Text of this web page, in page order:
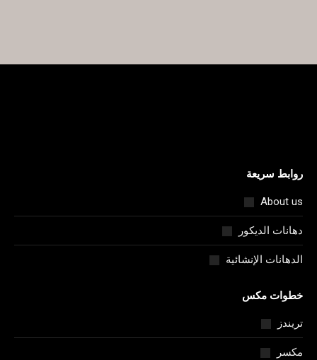
روابط سريعة
About us
دهانات الديكور
الدهانات الإنشائية
خطوات مكس
تريندز
مكسر